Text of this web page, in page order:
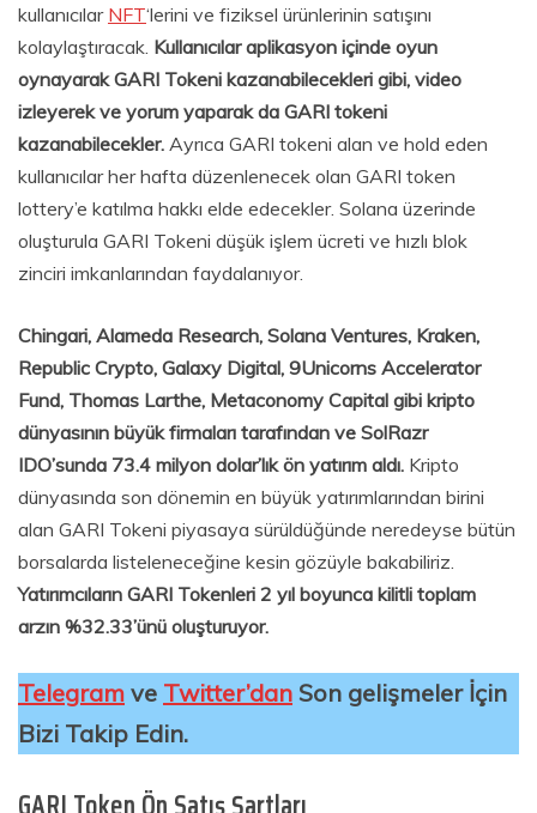
kullanıcılar NFT‘lerini ve fiziksel ürünlerinin satışını
kolaylaştıracak. Kullanıcılar aplikasyon içinde oyun
oynayarak GARI Tokeni kazanabilecekleri gibi, video
izleyerek ve yorum yaparak da GARI tokeni
kazanabilecekler. Ayrıca GARI tokeni alan ve hold eden
kullanıcılar her hafta düzenlenecek olan GARI token
lottery’e katılma hakkı elde edecekler. Solana üzerinde
oluşturula GARI Tokeni düşük işlem ücreti ve hızlı blok
zinciri imkanlarından faydalanıyor.
Chingari, Alameda Research, Solana Ventures, Kraken,
Republic Crypto, Galaxy Digital, 9Unicorns Accelerator
Fund, Thomas Larthe, Metaconomy Capital gibi kripto
dünyasının büyük firmaları tarafından ve SolRazr
IDO’sunda 73.4 milyon dolar’lık ön yatırım aldı. Kripto
dünyasında son dönemin en büyük yatırımlarından birini
alan GARI Tokeni piyasaya sürüldüğünde neredeyse bütün
borsalarda listeleneceğine kesin gözüyle bakabiliriz.
Yatırımcıların GARI Tokenleri 2 yıl boyunca kilitli toplam
arzın %32.33’ünü oluşturuyor.
Telegram ve Twitter’dan Son gelişmeler İçin
Bizi Takip Edin.